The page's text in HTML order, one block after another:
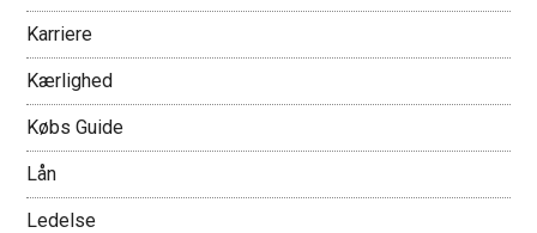
Karriere
Kærlighed
Købs Guide
Lån
Ledelse